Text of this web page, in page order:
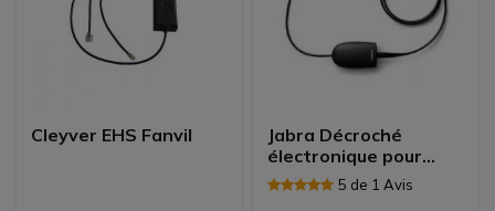
Cleyver EHS Fanvil
Jabra Décroché
électronique pour
téléphones Panasonic
| Accessoires
5 de 1 Avis